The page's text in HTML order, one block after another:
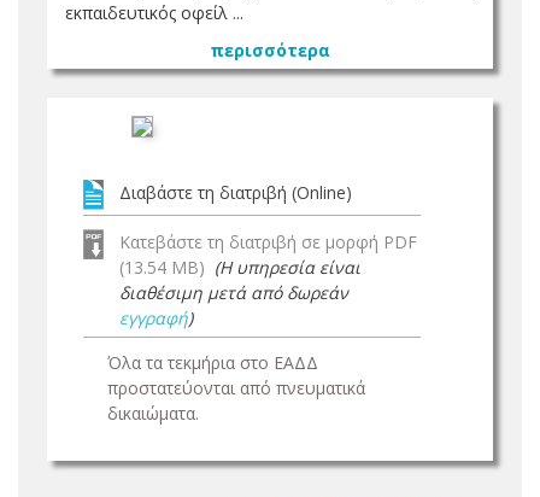
εκπαιδευτικός οφείλ ...
περισσότερα
Διαβάστε τη διατριβή (Online)
Κατεβάστε τη διατριβή σε μορφή PDF
(13.54 MB) (Η υπηρεσία είναι
διαθέσιμη μετά από δωρεάν
εγγραφή)
Όλα τα τεκμήρια στο ΕΑΔΔ
προστατεύονται από πνευματικά
δικαιώματα.